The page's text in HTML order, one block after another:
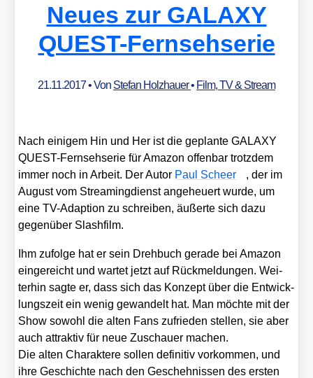
Neues zur GALAXY
QUEST-Fernsehserie
21.11.2017• Von Stefan Holzhauer• Film, TV & Stream
Nach eini­gem Hin und Her ist die geplan­te GALAXY
QUEST-Fern­seh­se­rie für Ama­zon offen­bar trotz­dem
immer noch in Arbeit. Der Autor Paul Scheer
, der im
August vom Strea­ming­dienst ange­heu­ert wur­de, um
eine TV-Adap­ti­on zu schrei­ben, äußer­te sich dazu
gegen­über Slash­film.
Ihm zufol­ge hat er sein Dreh­buch gera­de bei Ama­zon
ein­ge­reicht und war­tet jetzt auf Rück­mel­dun­gen. Wei­
ter­hin sag­te er, dass sich das Kon­zept über die Ent­wick­
lungs­zeit ein wenig gewan­delt hat. Man möch­te mit der
Show sowohl die alten Fans zufrie­den stel­len, sie aber
auch attrak­tiv für neue Zuschau­er machen.
Die alten Cha­rak­te­re sol­len defi­ni­tiv vor­kom­men, und
ihre Geschich­te nach den Gescheh­nis­sen des ers­ten